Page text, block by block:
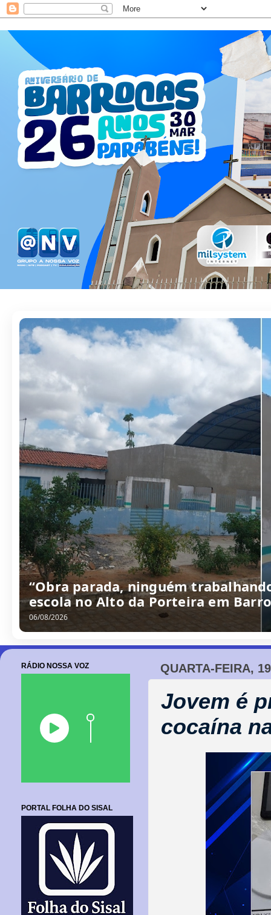
“Obra parada, ninguém
escola no Alto da Porteira em
06/08/2026
QUARTA-FEIRA,
Jovem é
cocaína
RÁDIO NOSSA VOZ
PORTAL FOLHA DO SISAL